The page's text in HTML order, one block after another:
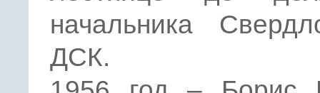
начальника
ДСК.